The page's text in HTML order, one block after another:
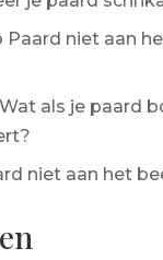
Paard niet aan
Wat als je paard
niet aan het